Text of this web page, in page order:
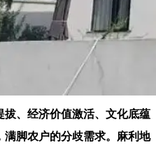
、经济价值激活、文化底蕴
脚农户的分歧需求。麻利地